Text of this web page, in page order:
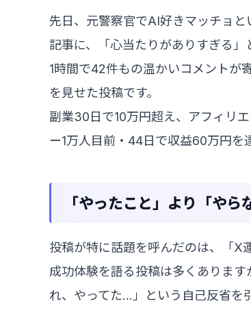
先日、元警察官でAI好きマッチョ
記事に、「心当たりがありすぎる」
1時間で42件もの温かいコメントが
を見せた投稿です。
副業30日で10万円超え、アフィリ
ー1万人目前・44日で収益60万円を
「やったこと」より「や
投稿が特に話題を呼んだのは、「X
成功体験を語る投稿は多くあります
れ、やってた…」という自己反省を